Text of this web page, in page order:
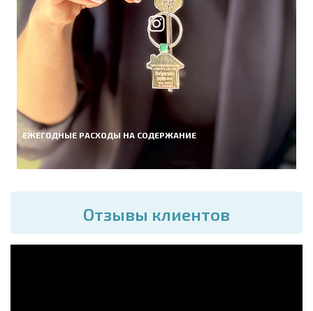
ЕЖЕГОДНЫЕ РАСХОДЫ НА СОДЕРЖАНИЕ
Отзывы клиентов